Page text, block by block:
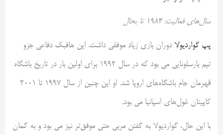
سال‌های فعالیت: ۱۹۸۴ تا بحال
پپ گواردیولا دوران بازی زیاد موفقی داشت. این هافبک دفاعی جزو
تیم بارسلونایی می بود که در سال ۱۹۹۲ برای اولین بار در تاریخ باشگاه
قهرمان جام باشگاه‌های اروپا شد. او این چنین از سال ۱۹۹۷ تا ۲۰۰۱
کاپیتان غول‌های اسپانیا می بود.
با این حال، گواردیولا به گفتن مربی حتی موفق‌تر نیز می بود و به گمان